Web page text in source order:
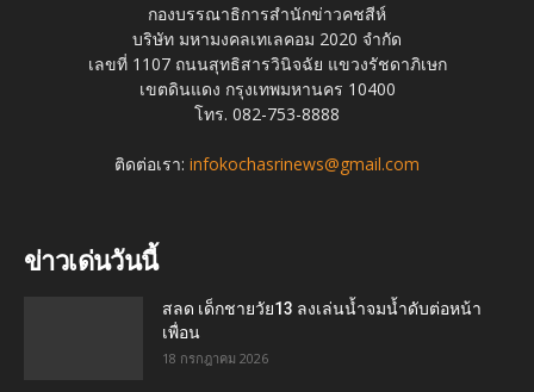
กองบรรณาธิการสำนักข่าวคชสีห์
บริษัท มหามงคลเทเลคอม 2020 จำกัด
เลขที่ 1107 ถนนสุทธิสารวินิจฉัย แขวงรัชดาภิเษก
เขตดินแดง กรุงเทพมหานคร 10400
โทร. 082-753-8888
ติดต่อเรา: infokochasrinews@gmail.com
ข่าวเด่นวันนี้
สลด เด็กชายวัย13 ลงเล่นน้ำจมน้ำดับต่อหน้า
เพื่อน
18 กรกฎาคม 2026